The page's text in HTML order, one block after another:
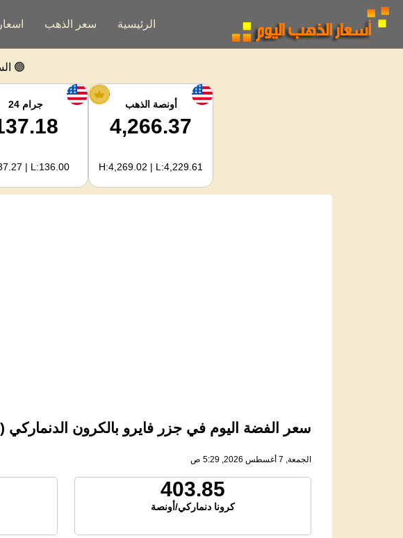
الرئيسية سعر الذهب
🟢
أونصة الذهب
4,266.37
H:4,269.02 | L:4,229.61
جرام 24
| L:136.00
سعر الفضة اليوم في جزر فايرو بالكرون الدنماركي (DKK)
الجمعة, 7 أغسطس 2026, 5:29 ص
403.85
كرونا دنماركي/أونصة